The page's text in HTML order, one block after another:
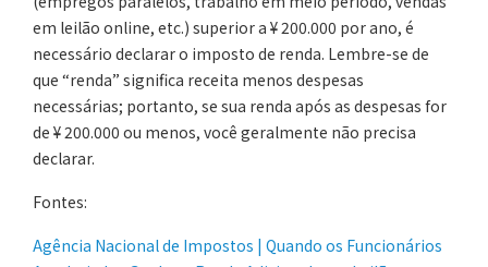
em leilão online, etc.) superior a ¥ 200.000 por ano, é
necessário declarar o imposto de renda. Lembre-se de
que “renda” significa receita menos despesas
necessárias; portanto, se sua renda após as despesas for
de ¥ 200.000 ou menos, você geralmente não precisa
declarar.
Fontes:
Agência Nacional de Impostos | Quando os Funcionários